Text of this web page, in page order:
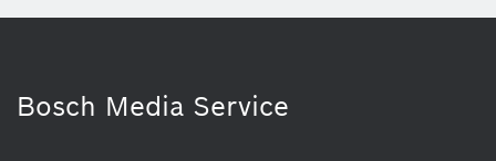
Bosch Media Service